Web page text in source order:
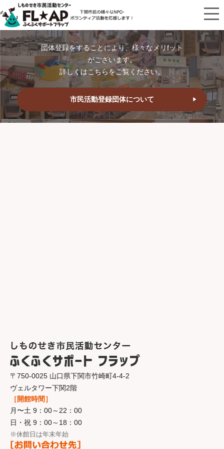
団体登録をすることにより、様々なメリfット
がございます。
詳しくはこちらをご覧ください。
市民活動登録団体について
〒750-0025 山口県下関市竹崎町4-4-2
ヴェルタワー下関2階
［開館時間］
月〜土 9：00～22：00
日・祝 9：00～18：00
※休館日は年末年始